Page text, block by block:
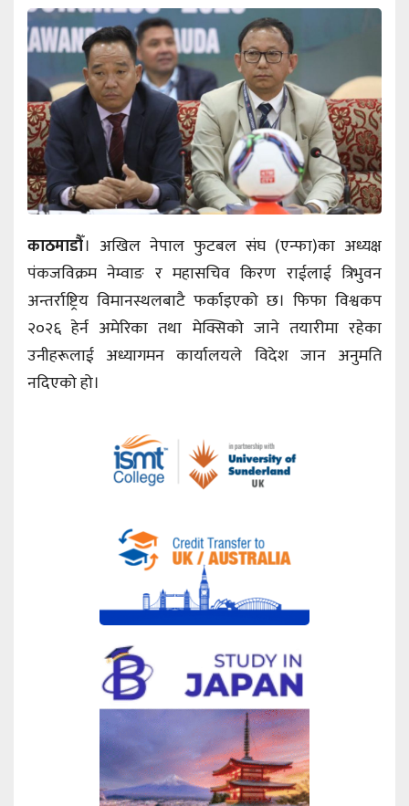
काठमाडौँ। अखिल नेपाल फुटबल संघ (एन्फा)का अध्यक्ष
पंकजविक्रम नेम्वाङ र महासचिव किरण राईलाई त्रिभुवन
अन्तर्राष्ट्रिय विमानस्थलबाटै फर्काइएको छ। फिफा विश्वकप
२०२६ हेर्न अमेरिका तथा मेक्सिको जाने तयारीमा रहेका
उनीहरूलाई अध्यागमन कार्यालयले विदेश जान अनुमति
नदिएको हो।